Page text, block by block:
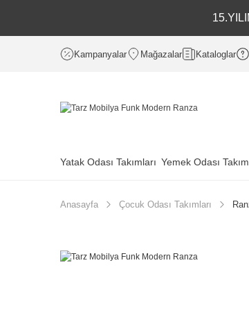
Kampanyalar Mağazalar Kataloglar
Yatak Odası Takımları Yemek Odası
Anasayfa Çocuk Odası Takımları